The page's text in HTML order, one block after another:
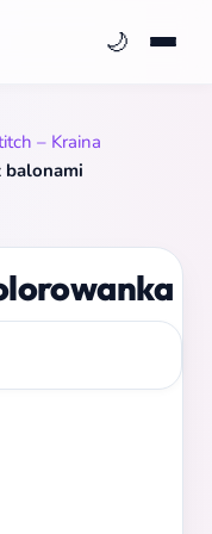
🌙
– Kraina
balonami